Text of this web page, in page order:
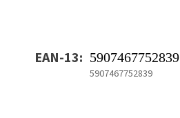
EAN-13: 5907467752839
5907467752839